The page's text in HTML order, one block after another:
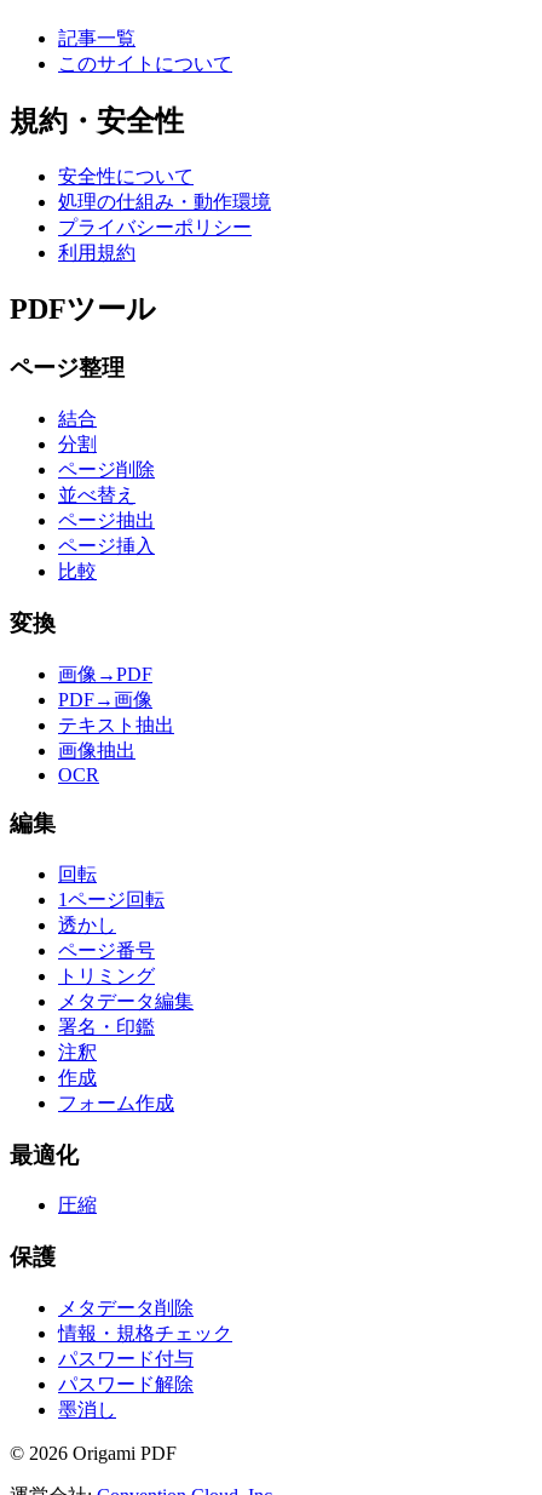
記事一覧
このサイトについて
規約・安全性
安全性について
処理の仕組み・動作環境
プライバシーポリシー
利用規約
PDFツール
ページ整理
結合
分割
ページ削除
並べ替え
ページ抽出
ページ挿入
比較
変換
画像→PDF
PDF→画像
テキスト抽出
画像抽出
OCR
編集
回転
1ページ回転
透かし
ページ番号
トリミング
メタデータ編集
署名・印鑑
注釈
作成
フォーム作成
最適化
圧縮
保護
メタデータ削除
情報・規格チェック
パスワード付与
パスワード解除
墨消し
© 2026 Origami PDF